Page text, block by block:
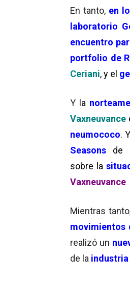
En tanto, en
laboratorio
encuentro
portfolio de
Ceriani, y el
Y la
Vaxneuvance
neumococo.
Seasons de
sobre la
Vaxneuvance
Mientras
movimientos
realizó un
de la